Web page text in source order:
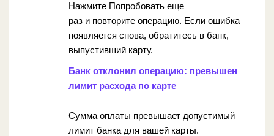
Нажмите Попробовать еще
раз и повторите операцию. Если ошибка
появляется снова, обратитесь в банк,
выпустивший карту.
Банк отклонил операцию: превышен
лимит расхода по карте
Сумма оплаты превышает допустимый
лимит банка для вашей карты.